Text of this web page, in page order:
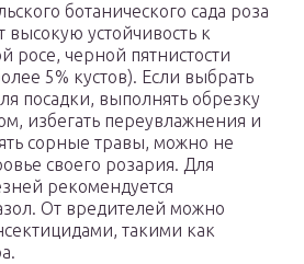
ботанического сада роза
устойчивость к
росе, черной пятнистости
5% кустов). Если выбрать
посадки, выполнять обрезку
избегать переувлажнения и
сорные травы, можно не
своего розария. Для
рекомендуется
От вредителей можно
такими как